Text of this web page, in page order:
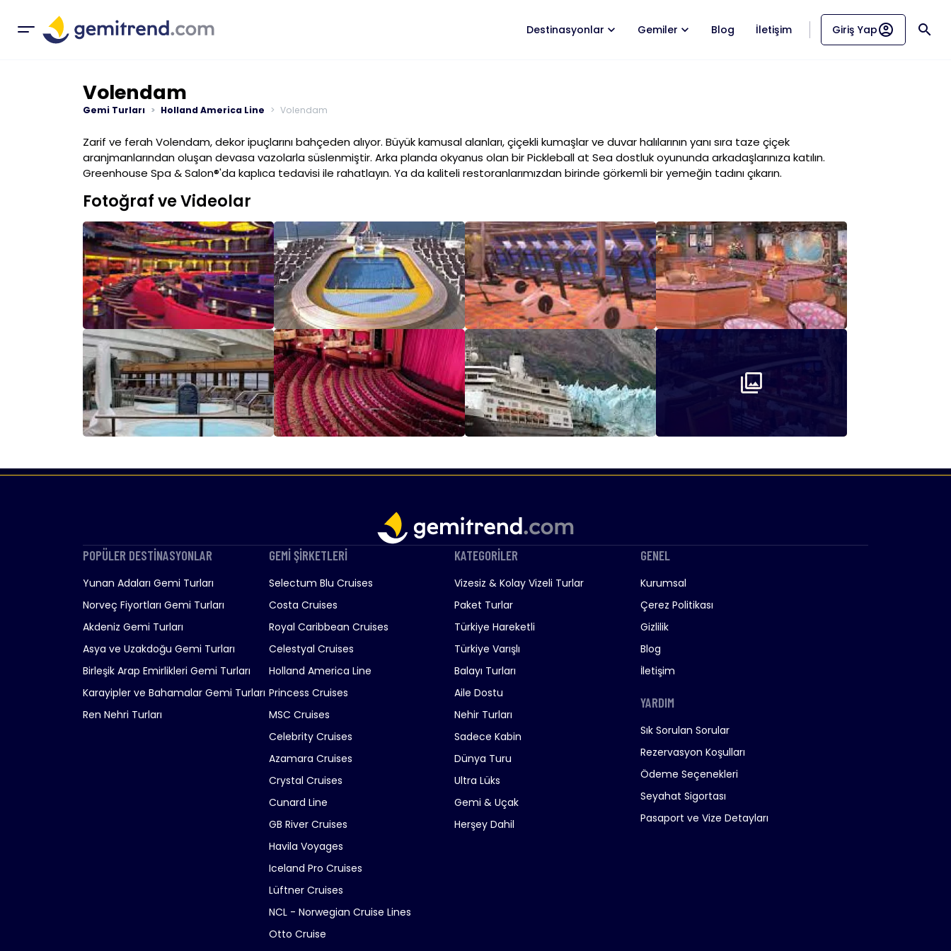
Destinasyonlar Gemiler Blog İletişim Giriş Yapaccount_circle search
Volendam
Gemi Turları Holland America Line Volendam
Zarif ve ferah Volendam, dekor ipuçlarını bahçeden alıyor. Büyük kamusal alanları, çiçekli kumaşlar ve duvar halılarının yanı sıra taze çiçek
aranjmanlarından oluşan devasa vazolarla süslenmiştir. Arka planda okyanus olan bir Pickleball at Sea dostluk oyununda arkadaşlarınıza katılın.
Greenhouse Spa & Salon®'da kaplıca tedavisi ile rahatlayın. Ya da kaliteli restoranlarımızdan birinde görkemli bir yemeğin tadını çıkarın.
Fotoğraf ve Videolar
POPÜLER DESTİNASYONLAR
Yunan Adaları Gemi Turları
Norveç Fiyortları Gemi Turları
Akdeniz Gemi Turları
Asya ve Uzakdoğu Gemi Turları
Birleşik Arap Emirlikleri Gemi Turları
Karayipler ve Bahamalar Gemi Turları
Ren Nehri Turları
GEMİ ŞİRKETLERİ
Selectum Blu Cruises
Costa Cruises
Royal Caribbean Cruises
Celestyal Cruises
Holland America Line
Princess Cruises
MSC Cruises
Celebrity Cruises
Azamara Cruises
Crystal Cruises
Cunard Line
GB River Cruises
Havila Voyages
Iceland Pro Cruises
Lüftner Cruises
NCL - Norwegian Cruise Lines
Otto Cruise
KATEGORİLER
Vizesiz & Kolay Vizeli Turlar
Paket Turlar
Türkiye Hareketli
Türkiye Varışlı
Balayı Turları
Aile Dostu
Nehir Turları
Sadece Kabin
Dünya Turu
Ultra Lüks
Gemi & Uçak
Herşey Dahil
GENEL
Kurumsal
Çerez Politikası
Gizlilik
Blog
İletişim
YARDIM
Sık Sorulan Sorular
Rezervasyon Koşulları
Ödeme Seçenekleri
Seyahat Sigortası
Pasaport ve Vize Detayları